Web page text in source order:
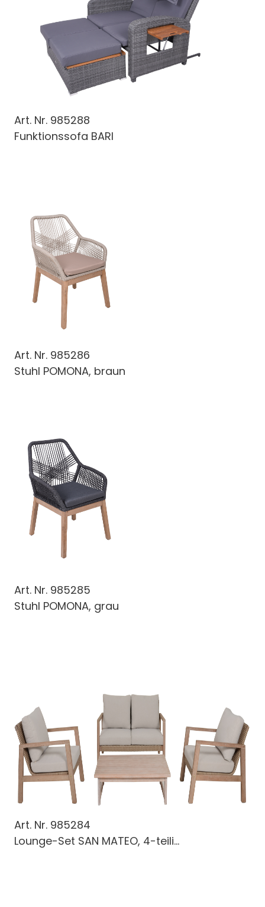
Art. Nr. 985288
Funktionssofa BARI
Art. Nr. 985286
Stuhl POMONA, braun
Art. Nr. 985285
Stuhl POMONA, grau
Art. Nr. 985284
Lounge-Set SAN MATEO, 4-teili...